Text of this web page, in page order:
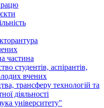
частина
студентів, аспірантів,
вчених
трансферу технологій та
діяльності
університету"